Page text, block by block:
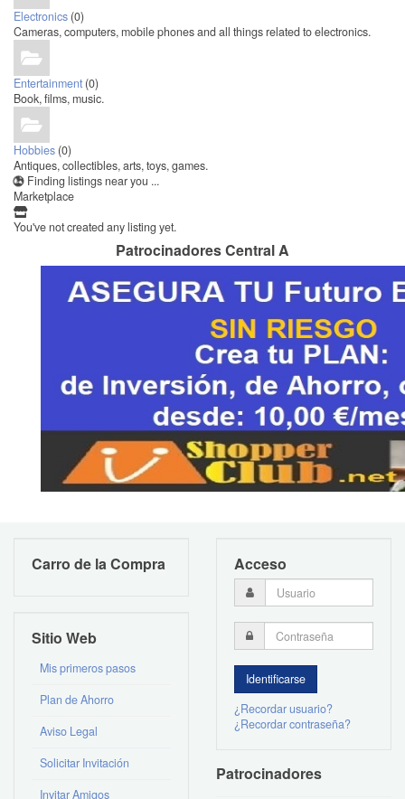
Electronics (0)
Cameras, computers, mobile phones and all things related to electronics.
Entertainment (0)
Book, films, music.
Hobbies (0)
Antiques, collectibles, arts, toys, games.
Finding listings near you ...
Marketplace
You've not created any listing yet.
Patrocinadores Central A
Carro de la Compra
Sitio Web
Mis primeros pasos
Plan de Ahorro
Aviso Legal
Solicitar Invitación
Invitar Amigos
Acceso
¿Recordar usuario?
¿Recordar contraseña?
Patrocinadores